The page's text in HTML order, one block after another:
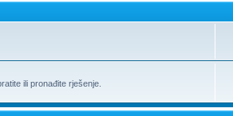
ili pronađite rješenje.